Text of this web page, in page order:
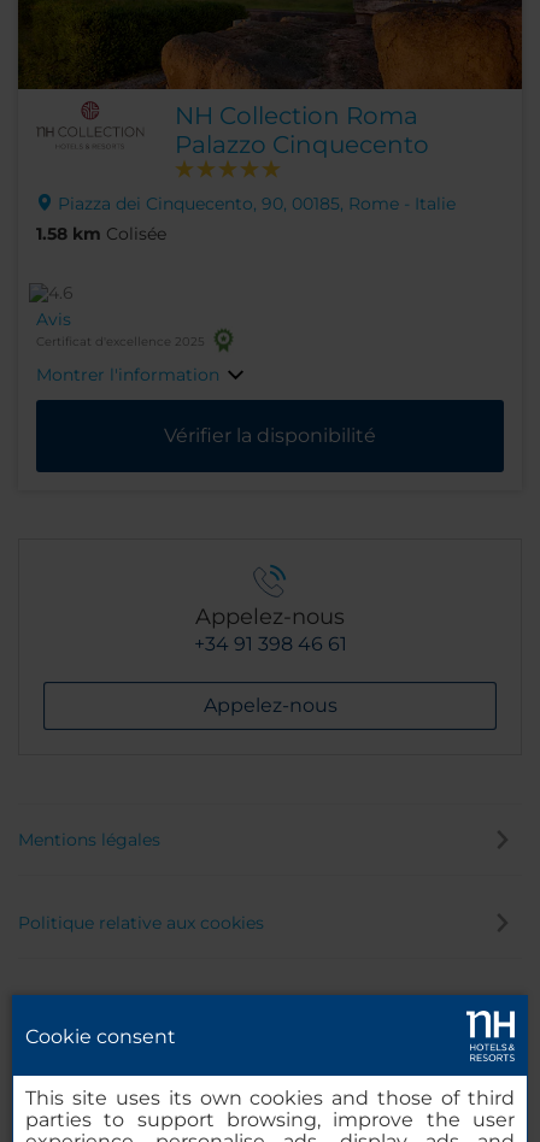
NH Collection Roma
Palazzo Cinquecento
Piazza dei Cinquecento, 90, 00185, Rome - Italie
1.58 km Colisée
Avis
Certificat d'excellence 2025
Montrer l'information
Vérifier la disponibilité
Appelez-nous
+34 91 398 46 61
Appelez-nous
Mentions légales
Politique relative aux cookies
Canal éthique
Cookie consent
This site uses its own cookies and those of third
parties to support browsing, improve the user